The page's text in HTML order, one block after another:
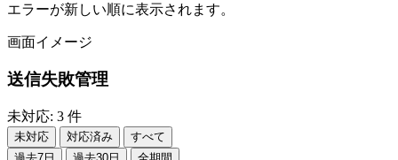
エラーが新しい順に表示されます。
画面イメージ
送信失敗管理
未対応: 3 件
未対応 対応済み
すべて